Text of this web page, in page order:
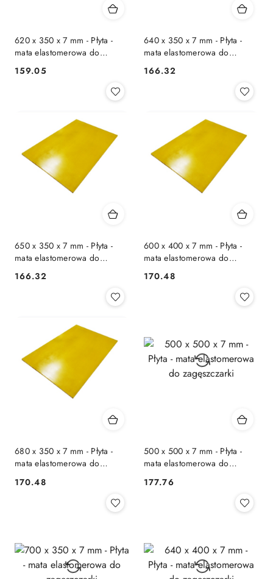
620 x 350 x 7 mm - Płyta -
mata elastomerowa do
Cena:
159.05
640 x 350 x 7 mm - Płyta -
mata elastomerowa do
Cena:
166.32
650 x 350 x 7 mm - Płyta -
mata elastomerowa do
zagęszczarki
Cena:
166.32
600 x 400 x 7 mm - Płyta -
mata elastomerowa do
zagęszczarki
Cena:
170.48
680 x 350 x 7 mm - Płyta -
mata elastomerowa do
Cena:
170.48
500 x 500 x 7 mm - Płyta -
mata elastomerowa do
Cena:
177.76